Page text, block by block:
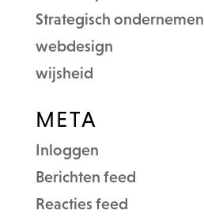
Strategisch ondernemen
webdesign
wijsheid
META
Inloggen
Berichten feed
Reacties feed